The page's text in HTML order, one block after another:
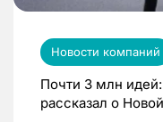
Новости компаний
Почти 3 млн
рассказал о